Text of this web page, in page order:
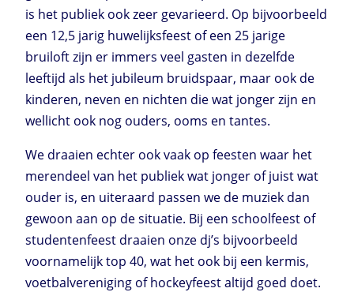
is het publiek ook zeer gevarieerd. Op bijvoorbeeld
een 12,5 jarig huwelijksfeest of een 25 jarige
bruiloft zijn er immers veel gasten in dezelfde
leeftijd als het jubileum bruidspaar, maar ook de
kinderen, neven en nichten die wat jonger zijn en
wellicht ook nog ouders, ooms en tantes.
We draaien echter ook vaak op feesten waar het
merendeel van het publiek wat jonger of juist wat
ouder is, en uiteraard passen we de muziek dan
gewoon aan op de situatie. Bij een schoolfeest of
studentenfeest draaien onze dj’s bijvoorbeeld
voornamelijk top 40, wat het ook bij een kermis,
voetbalvereniging of hockeyfeest altijd goed doet.